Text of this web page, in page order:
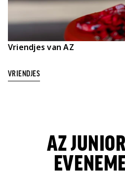
Vriendjes van AZ
VRIENDJES
AZ